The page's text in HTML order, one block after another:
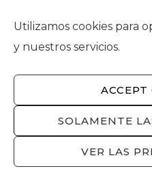
Utilizamos cookies para
y nuestros servicios.
ACCEPT
SOLAMENTE
VER LAS
datos
anteriormente